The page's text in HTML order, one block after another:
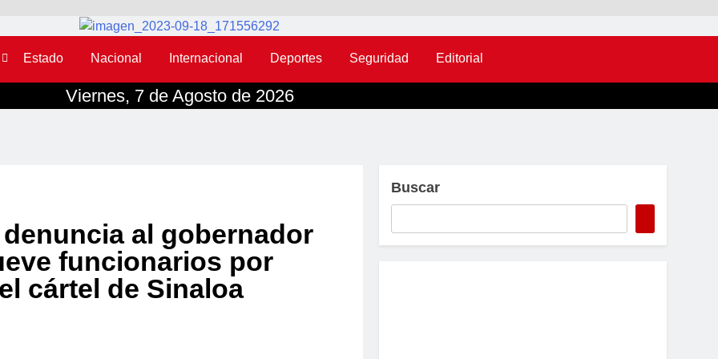
Estado Nacional Internacional Deportes Seguridad Editorial
Viernes, 7 de Agosto de 2026
al gobernador
funcionarios por
cártel de Sinaloa
Buscar